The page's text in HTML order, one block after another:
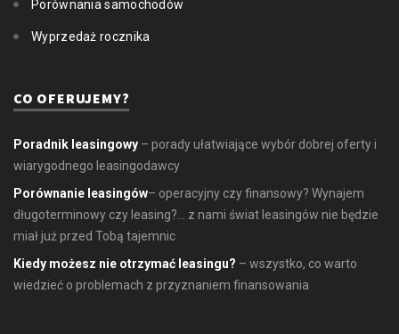
Porównania samochodów
Wyprzedaż rocznika
CO OFERUJEMY?
Poradnik leasingowy – porady ułatwiające wybór dobrej oferty i
wiarygodnego leasingodawcy
Porównanie leasingów– operacyjny czy finansowy? Wynajem
długoterminowy czy leasing?... z nami świat leasingów nie będzie
miał już przed Tobą tajemnic
Kiedy możesz nie otrzymać leasingu? – wszystko, co warto
wiedzieć o problemach z przyznaniem finansowania